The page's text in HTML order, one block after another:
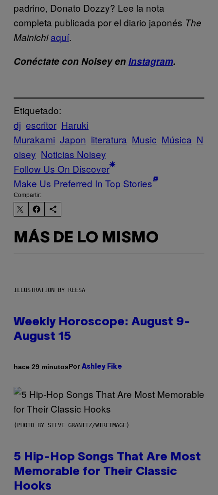
padrino, Donato Dozzy? Lee la nota
completa publicada por el diario japonés The
Mainichi aquí.
Conéctate con Noisey en Instagram.
Etiquetado:
dj escritor Haruki
Murakami Japon literatura Music Música N
oisey Noticias Noisey
Follow Us On Discover
Make Us Preferred In Top Stories
Compartir:
MÁS DE LO MISMO
ILLUSTRATION BY REESA
Weekly Horoscope: August 9-
August 15
hace 29 minutosPor Ashley Fike
(PHOTO BY STEVE GRANITZ/WIREIMAGE)
5 Hip-Hop Songs That Are Most
Memorable for Their Classic
Hooks